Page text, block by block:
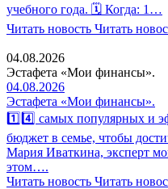
учебного года. 🗓 Когда: 1…
Читать новость Читать
04.08.2026
Эстафета «Мои финансы».
04.08.2026
Эстафета «Мои финансы».
1️⃣4️⃣ самых популярных и
бюджет в семье, чтобы
Мария Иваткина, эксперт
этом….
Читать новость Читать